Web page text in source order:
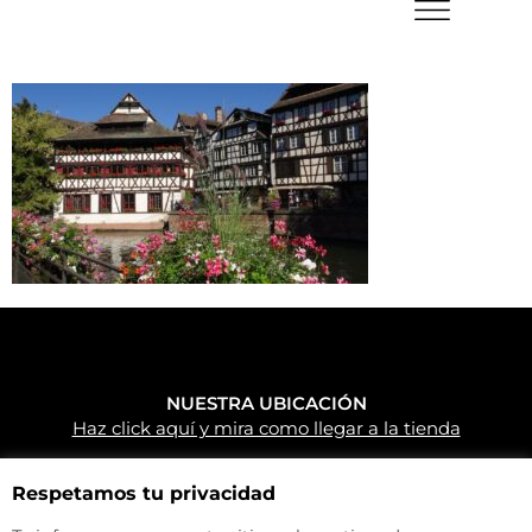
NUESTRA UBICACIÓN
Haz click aquí y mira como llegar a la tienda
CONTACTA CON NOSOTROS
+34 972 500 449
Respetamos tu privacidad